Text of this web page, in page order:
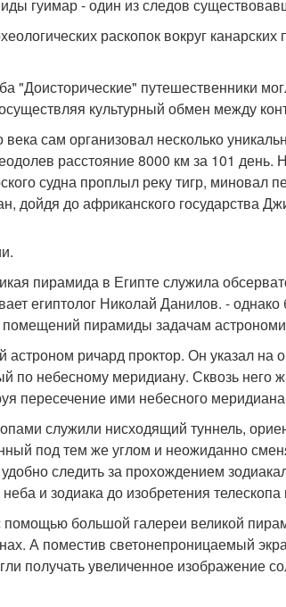
гуимар - один из следов
раскопок вокруг
"Доисторические" путешественники
культурный обмен между
сам организовал несколько
расстояние 8000 км за 101
судна проплыл реку тигр, миновал
дойдя до африканского государства
пирамида в Египте служила
египтолог Николай Данилов. -
помещений пирамиды задачам
астроном ричард проктор. Он указал
по небесному меридиану. Сквозь него
пересечение ими небесного
служили нисходящий туннель,
под тем же углом и неожиданно
следить за прохождением
и зодиака до изобретения
помощью большой галереи великой
А поместив светонепроницаемый
получать увеличенное изображение